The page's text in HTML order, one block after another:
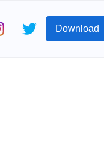
Download